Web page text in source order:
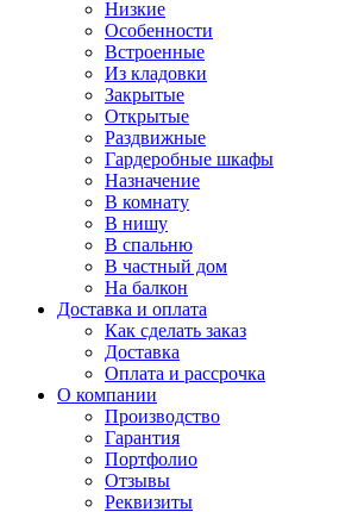
Низкие
Особенности
Встроенные
Из кладовки
Закрытые
Открытые
Раздвижные
Гардеробные шкафы
Назначение
В комнату
В нишу
В спальню
В частный дом
На балкон
Доставка и оплата
Как сделать заказ
Доставка
Оплата и рассрочка
О компании
Производство
Гарантия
Портфолио
Отзывы
Реквизиты